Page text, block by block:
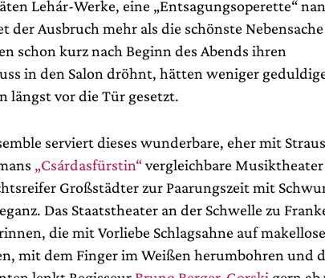
Lehár-Werke, eine „Entsagungsoperette“
der Ausbruch mehr als die schönste
schon kurz nach Beginn des Abends ihren
in den Salon dröhnt, hätten weniger
längst vor die Tür gesetzt.
serviert dieses wunderbare, eher mit
„Csárdasfürstin“vergleichbare Musiktheater
Großstädter zur Paarungszeit mit
Das Staatstheater an der Schwelle zu
die mit Vorliebe Schlagsahne auf
mit dem Finger im Weißen herumbohren und